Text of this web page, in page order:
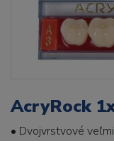
AcryRock
• Dvojvrstvové